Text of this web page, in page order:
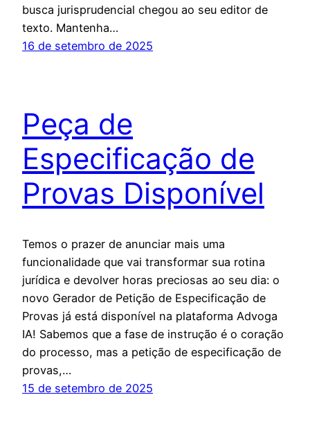
busca jurisprudencial chegou ao seu editor de
texto. Mantenha…
16 de setembro de 2025
Peça de
Especificação de
Provas Disponível
Temos o prazer de anunciar mais uma
funcionalidade que vai transformar sua rotina
jurídica e devolver horas preciosas ao seu dia: o
novo Gerador de Petição de Especificação de
Provas já está disponível na plataforma Advoga
IA! Sabemos que a fase de instrução é o coração
do processo, mas a petição de especificação de
provas,…
15 de setembro de 2025